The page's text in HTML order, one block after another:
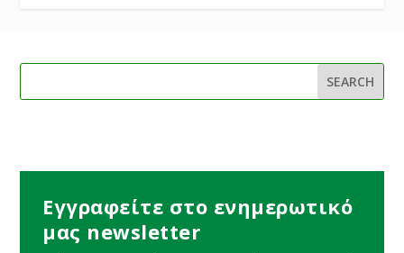
Εγγραφείτε στο ενημερωτικό
μας newsletter